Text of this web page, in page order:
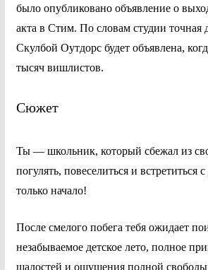
было опубликовано объявление о
акта в Стим. По словам студии точная
Скулбой Оутдорс будет объявлена,
тысяч вишлистов.
Сюжет
Ты — школьник, который сбежал из
погулять, повеселиться и
только начало!
После смелого побега тебя ожидает
незабываемое детское лето, полное
шалостей и ощущения полной